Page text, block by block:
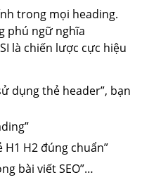
trong mọi heading.
phú ngữ nghĩa
là chiến lược cực hiệu
dụng thẻ header”, bạn
H2 đúng chuẩn”
bài viết SEO”…